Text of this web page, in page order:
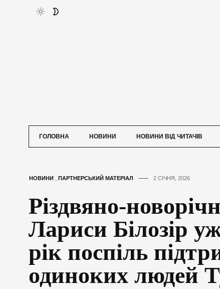
ГОЛОВНА НОВИНИ НОВИНИ ВІД ЧИТАЧІВ
НОВИНИ ПАРТНЕРСЬКИЙ МАТЕРІАЛ 2 СІЧНЯ, 2026
Різдвяно-
Лариси Білозір
рік поспіль
одиноких людей